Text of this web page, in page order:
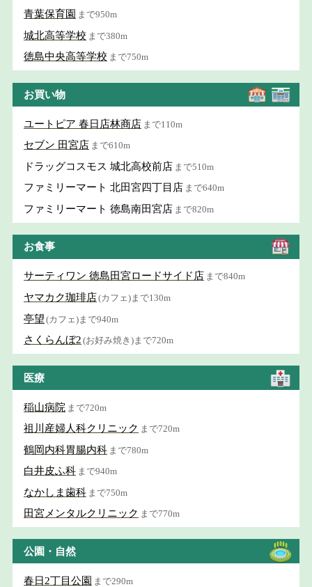
青葉保育園 まで950m
城北高等学校 まで380m
徳島中央高等学校 まで750m
お買い物
ユートピア 春日店林商店 まで110m
セブン 田宮店 まで610m
ドラッグコスモス 城北高校前店 まで510m
ファミリーマート 北田宮四丁目店 まで640m
ファミリーマート 徳島南田宮店 まで820m
お食事
サーティワン 徳島田宮ロードサイド店 まで840m
ヤマカク珈琲店(カフェ)まで130m
亭望 (カフェ)まで940m
さくらんぼ2 (お好み焼き)まで720m
医療
稲山病院 まで720m
祖川産婦人科クリニック まで720m
鶴岡内科胃腸内科 まで780m
白井皮ふ科 まで940m
なかしま歯科 まで750m
田宮メンタルクリニック まで770m
公園・自然
春日2丁目公園 まで290m